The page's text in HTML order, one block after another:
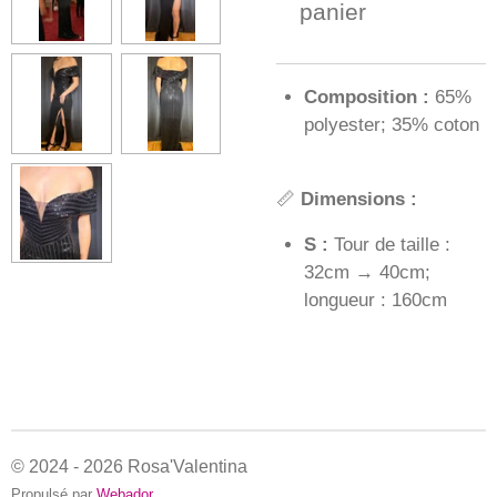
panier
Composition : 65%
polyester; 35% coton
📏 Dimensions :
S : Tour de taille :
32cm → 40cm;
longueur : 160cm
© 2024 - 2026 Rosa'Valentina